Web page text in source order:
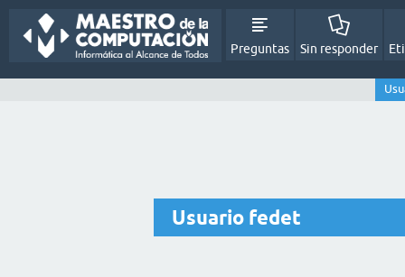
Preguntas Sin responder
Usuario fedet